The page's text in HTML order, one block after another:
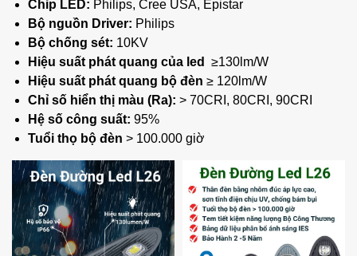
Chip LED: Philips, Cree USA, Epistar
Bộ nguồn Driver: Philips
Bộ chống sét: 10KV
Hiệu suất phát quang của led
≥130lm/W
Hiệu suất phát quang bộ đèn ≥ 120lm/W
Chỉ số hiển thị màu (Ra): > 70CRI, 80CRI, 90CRI
Hệ số công suất: 95%
Tuổi thọ bộ đèn > 100.000 giờ